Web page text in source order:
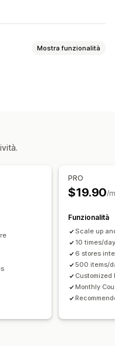
Mostra funzionalità
PRO
$19.90/
Funzionalità
Scale up
10 times/
6 stores
500 items/
Customized
Monthly